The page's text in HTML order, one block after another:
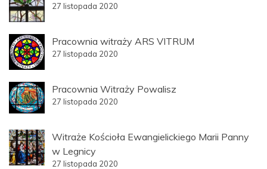
27 listopada 2020
Pracownia witraży ARS VITRUM
27 listopada 2020
Pracownia Witraży Powalisz
27 listopada 2020
Witraże Kościoła Ewangielickiego Marii Panny
w Legnicy
27 listopada 2020